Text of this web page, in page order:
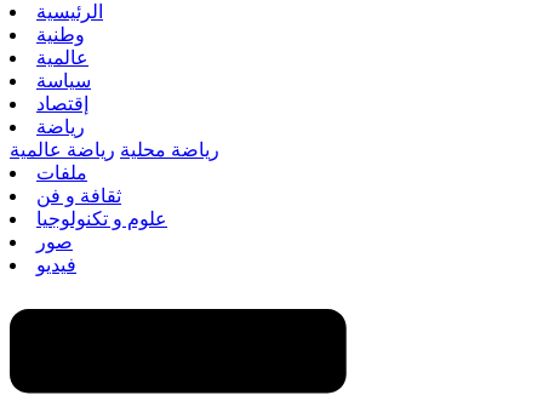
الرئيسية
وطنية
عالمية
سياسة
إقتصاد
رياضة
رياضة محلية رياضة عالمية
ملفات
ثقافة و فن
علوم و تكنولوجيا
صور
فيديو